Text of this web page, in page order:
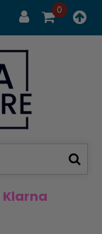
0
Klarna